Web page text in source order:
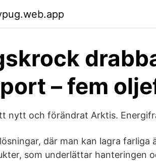
– fem
nytt och förändrat Arktis.
där man kan lagra
som underlättar hanteringen